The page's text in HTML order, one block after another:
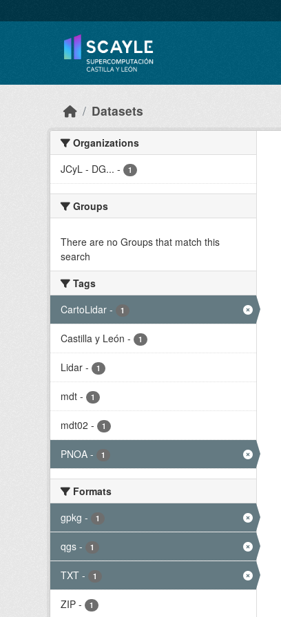
Datasets
Organizations
JCyL - DG... - 1
Groups
There are no Groups that match this
search
Tags
CartoLidar - 1
Castilla y León - 1
Lidar - 1
mdt - 1
mdt02 - 1
PNOA - 1
Formats
gpkg - 1
qgs - 1
TXT - 1
ZIP - 1